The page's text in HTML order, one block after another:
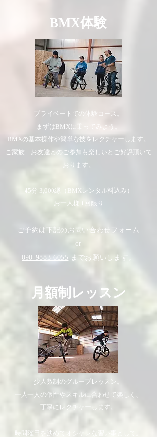
BMX体験
プライベートでの体験コース。
まずはBMXに乗ってみよう。
BMXの基本操作や簡単な技をレクチャーします。
ご家族、お友達とのご参加も楽しいとご好評頂いて
おります。
45分 3,000縁（BMXレンタル料込み）
お一人様 1回限り
ご予約は下記の お問い合わせフォーム
or
090-9883-6055 までお願いします。
少人数制のグループレッスン。
一人一人の個性やスキルに合わせて楽しく、
丁寧にレクチャーします。
時間曜日を決めてオシャレな習い事として。
​月額制レッスン